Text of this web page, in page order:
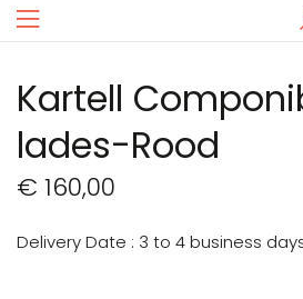
Toggle
Kartell
lades-Rood
€ 160,00
Delivery Date 3 to 4 business